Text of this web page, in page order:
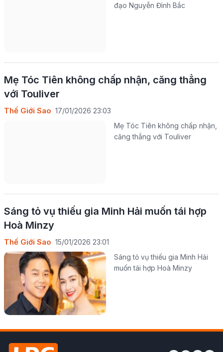
đạo Nguyễn Đình Bắc
Mẹ Tóc Tiên không chấp nhận, căng thẳng
với Touliver
Thế Giới Sao 17/01/2026 23:03
Mẹ Tóc Tiên không chấp nhận,
căng thẳng với Touliver
Sáng tỏ vụ thiếu gia Minh Hải muốn tái hợp
Hoà Minzy
Thế Giới Sao 15/01/2026 23:01
Sáng tỏ vụ thiếu gia Minh Hải
muốn tái hợp Hoà Minzy